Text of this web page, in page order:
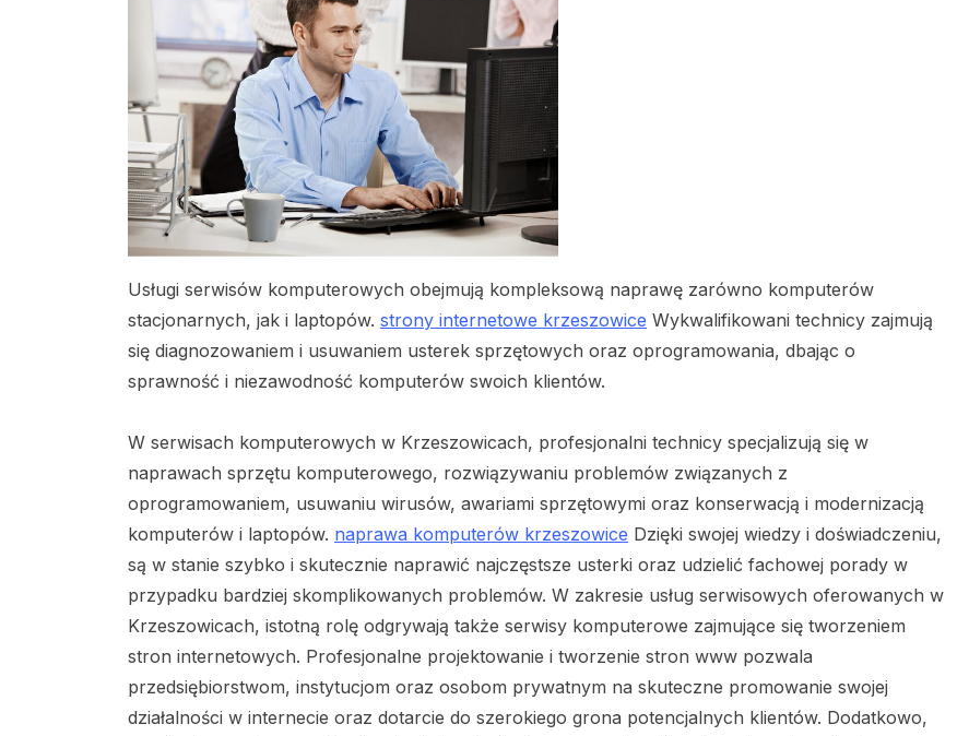
Usługi serwisów komputerowych obejmują kompleksową naprawę zarówno komputerów
stacjonarnych, jak i laptopów. strony internetowe krzeszowice Wykwalifikowani technicy zajmują
się diagnozowaniem i usuwaniem usterek sprzętowych oraz oprogramowania, dbając o
sprawność i niezawodność komputerów swoich klientów.
W serwisach komputerowych w Krzeszowicach, profesjonalni technicy specjalizują się w
naprawach sprzętu komputerowego, rozwiązywaniu problemów związanych z
oprogramowaniem, usuwaniu wirusów, awariami sprzętowymi oraz konserwacją i modernizacją
komputerów i laptopów. naprawa komputerów krzeszowice Dzięki swojej wiedzy i doświadczeniu,
są w stanie szybko i skutecznie naprawić najczęstsze usterki oraz udzielić fachowej porady w
przypadku bardziej skomplikowanych problemów. W zakresie usług serwisowych oferowanych w
Krzeszowicach, istotną rolę odgrywają także serwisy komputerowe zajmujące się tworzeniem
stron internetowych. Profesjonalne projektowanie i tworzenie stron www pozwala
przedsiębiorstwom, instytucjom oraz osobom prywatnym na skuteczne promowanie swojej
działalności w internecie oraz dotarcie do szerokiego grona potencjalnych klientów. Dodatkowo,